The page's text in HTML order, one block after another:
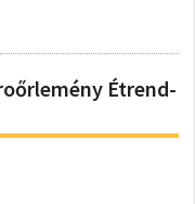
Étrend-